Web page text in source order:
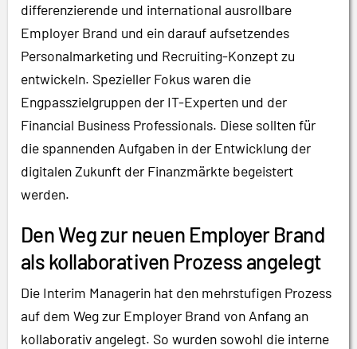
differenzierende und international ausrollbare
Employer Brand und ein darauf aufsetzendes
Personalmarketing und Recruiting-Konzept zu
entwickeln. Spezieller Fokus waren die
Engpasszielgruppen der IT-Experten und der
Financial Business Professionals. Diese sollten für
die spannenden Aufgaben in der Entwicklung der
digitalen Zukunft der Finanzmärkte begeistert
werden.
Den Weg zur neuen Employer Brand
als kollaborativen Prozess angelegt
Die Interim Managerin hat den mehrstufigen Prozess
auf dem Weg zur Employer Brand von Anfang an
kollaborativ angelegt. So wurden sowohl die interne